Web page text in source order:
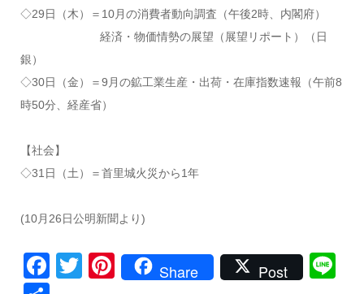
◇29日（木）＝10月の消費者動向調査（午後2時、内閣府）
経済・物価情勢の展望（展望リポート）（日
銀）
◇30日（金）＝9月の鉱工業生産・出荷・在庫指数速報（午前8
時50分、経産省）
【社会】
◇31日（土）＝首里城火災から1年
(10月26日公明新聞より)
Facebook
TwitterPinterest
Share Post